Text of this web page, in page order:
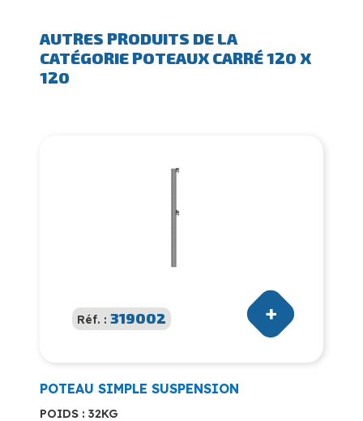
AUTRES PRODUITS DE LA
CATÉGORIE POTEAUX CARRÉ 120 X
120
Réf. : 319002
POTEAU SIMPLE SUSPENSION
POIDS : 32KG